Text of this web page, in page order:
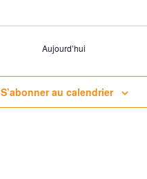
Aujourd’hui
S’abonner au calendrier